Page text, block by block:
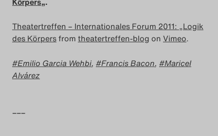
Das Theatertreffen-Blog
2014
Das Theatertreffen-Blog
Das Theatertreffen-Blog
Theatertreffen – Internationales Forum 2011: „Logik
des Körpersfrom theatertreffen-blog on Vimeo.
Emilio Garcia Wehbi, Francis Bacon,
Maricel
Alvárez
–––